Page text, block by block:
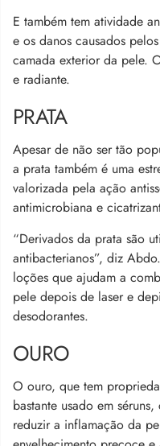
E também tem atividade
e os danos causados
camada exterior da pele.
e radiante.
PRATA
Apesar de não ser tão
a prata também é uma
valorizada pela ação
antimicrobiana e
“Derivados da prata são
antibacterianos”, diz
loções que ajudam a
pele depois de laser e
desodorantes.
OURO
O ouro, que tem
bastante usado em
reduzir a inflamação da